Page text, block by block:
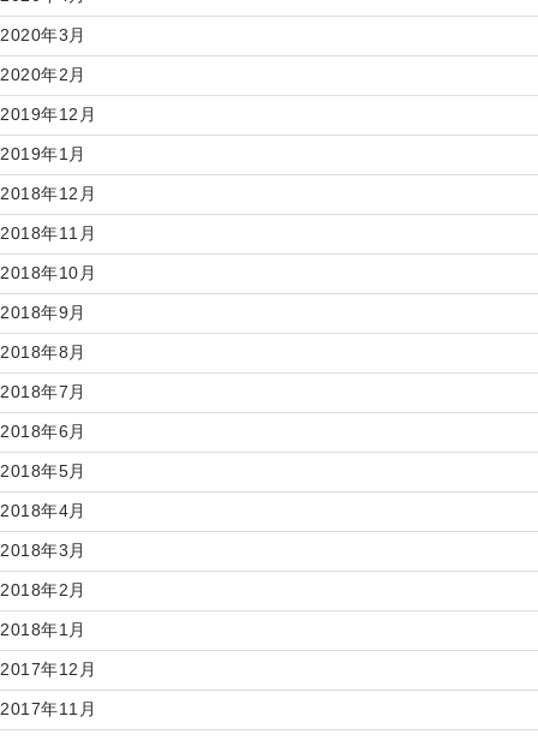
2020年3月
2020年2月
2019年12月
2019年1月
2018年12月
2018年11月
2018年10月
2018年9月
2018年8月
2018年7月
2018年6月
2018年5月
2018年4月
2018年3月
2018年2月
2018年1月
2017年12月
2017年11月